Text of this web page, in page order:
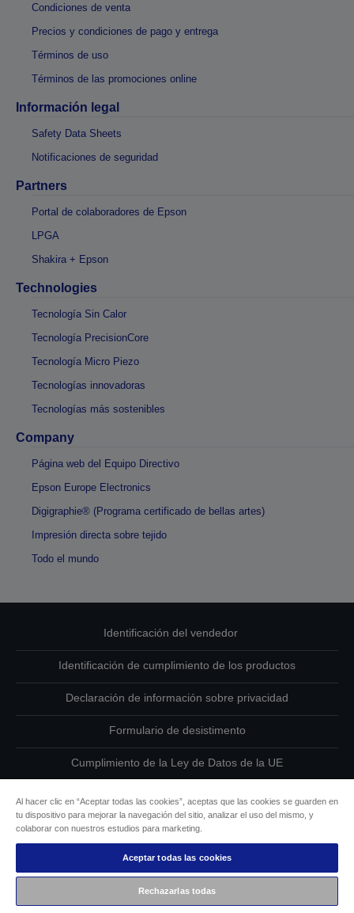
Condiciones de venta
Precios y condiciones de pago y entrega
Términos de uso
Términos de las promociones online
Información legal
Safety Data Sheets
Notificaciones de seguridad
Partners
Portal de colaboradores de Epson
LPGA
Shakira + Epson
Technologies
Tecnología Sin Calor
Tecnología PrecisionCore
Tecnología Micro Piezo
Tecnologías innovadoras
Tecnologías más sostenibles
Company
Página web del Equipo Directivo
Epson Europe Electronics
Digigraphie® (Programa certificado de bellas artes)
Impresión directa sobre tejido
Todo el mundo
Identificación del vendedor
Identificación de cumplimiento de los productos
Declaración de información sobre privacidad
Formulario de desistimento
Cumplimiento de la Ley de Datos de la UE
Información sobre cookies
Compromiso de accesibilidad de Epson
Copyright © 2026 Seiko Epson
Al hacer clic en “Aceptar todas las cookies”, aceptas que las cookies se guarden en
tu dispositivo para mejorar la navegación del sitio, analizar el uso del mismo, y
colaborar con nuestros estudios para marketing.
Aceptar todas las cookies
Rechazarlas todas